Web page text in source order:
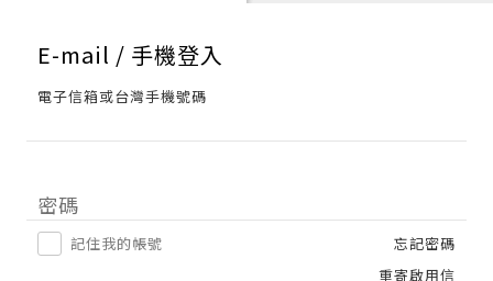
E-mail / 手機登入
電子信箱或台灣手機號碼
密碼
記住我的帳號
忘記密碼
重寄啟用信